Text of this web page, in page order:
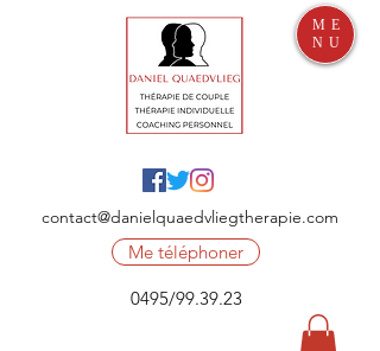
contact@danielquaedvliegtherapie.com
Me téléphoner
0495/99.39.23
ME
NU